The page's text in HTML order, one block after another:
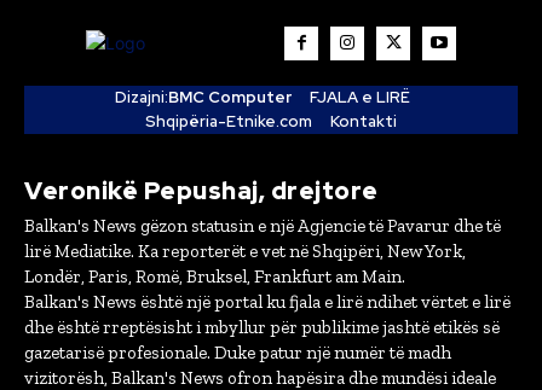
Dizajni:BMC Computer
FJALA e LIRË
Shqipëria-Etnike.com
Kontakti
Veronikë Pepushaj, drejtore
Balkan's News gëzon statusin e një Agjencie të Pavarur dhe të
lirë Mediatike. Ka reporterët e vet në Shqipëri, New York,
Londër, Paris, Romë, Bruksel, Frankfurt am Main.
Balkan's News është një portal ku fjala e lirë ndihet vërtet e lirë
dhe është rreptësisht i mbyllur për publikime jashtë etikës së
gazetarisë profesionale. Duke patur një numër të madh
vizitorësh, Balkan's News ofron hapësira dhe mundësi ideale